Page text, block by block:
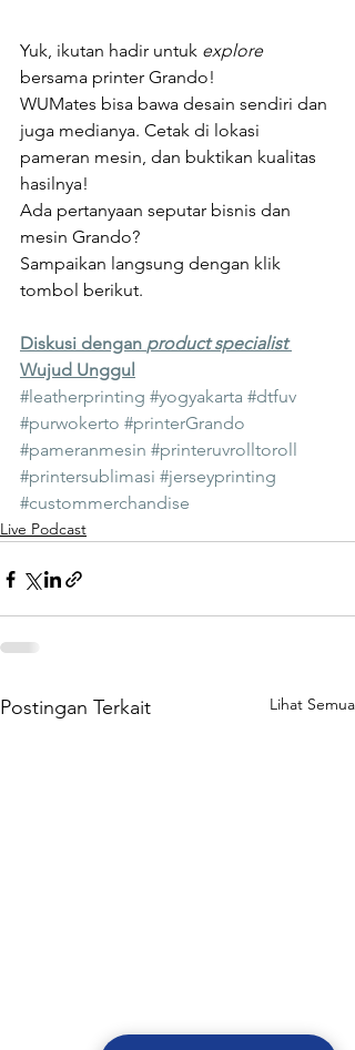
Yuk, ikutan hadir untuk explore
bersama printer Grando!
WUMates bisa bawa desain sendiri dan
juga medianya. Cetak di lokasi
pameran mesin, dan buktikan kualitas
hasilnya!
Ada pertanyaan seputar bisnis dan
mesin Grando?
Sampaikan langsung dengan klik
tombol berikut.
Diskusi dengan product specialist
Wujud Unggul
#leatherprinting #yogyakarta #dtfuv
#purwokerto #printerGrando
#pameranmesin #printeruvrolltoroll
#printersublimasi #jerseyprinting
#custommerchandise
Live Podcast
Postingan Terkait Lihat Semua